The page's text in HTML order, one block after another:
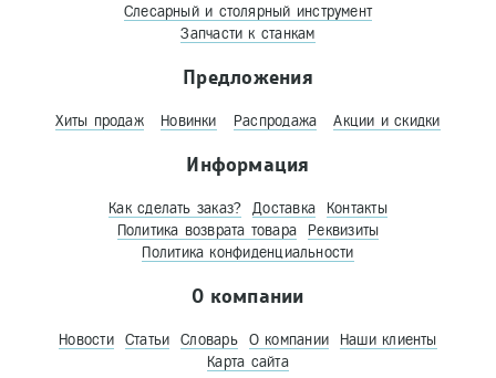
Слесарный и столярный инструмент
Запчасти к станкам
Предложения
Хиты продаж Новинки Распродажа Акции и скидки
Информация
Как сделать заказ? Доставка
Контакты
Политика возврата товара
Реквизиты
Политика конфиденциальности
О компании
Новости Статьи Словарь О компании
Наши клиенты
Карта сайта